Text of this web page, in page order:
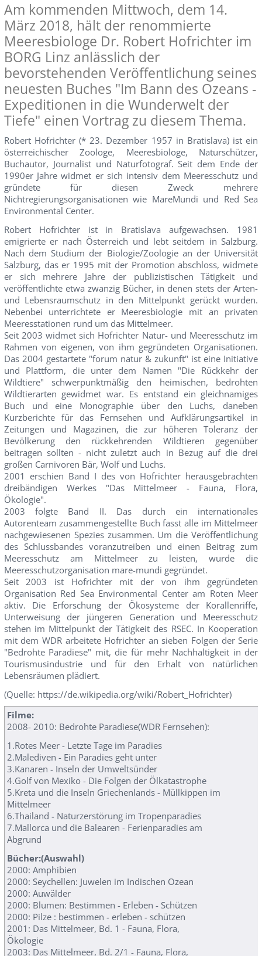
Am kommenden Mittwoch, dem 14.
März 2018, hält der renommierte
Meeresbiologe Dr. Robert Hofrichter im
BORG Linz anlässlich der
bevorstehenden Veröffentlichung seines
neuesten Buches "Im Bann des Ozeans -
Expeditionen in die Wunderwelt der
Tiefe" einen Vortrag zu diesem Thema.
Robert Hofrichter (* 23. Dezember 1957 in Bratislava) ist ein
österreichischer Zoologe, Meeresbiologe, Naturschützer,
Buchautor, Journalist und Naturfotograf. Seit dem Ende der
1990er Jahre widmet er sich intensiv dem Meeresschutz und
gründete für diesen Zweck mehrere
Nichtregierungsorganisationen wie MareMundi und Red Sea
Environmental Center.
Robert Hofrichter ist in Bratislava aufgewachsen. 1981
emigrierte er nach Österreich und lebt seitdem in Salzburg.
Nach dem Studium der Biologie/Zoologie an der Universität
Salzburg, das er 1995 mit der Promotion abschloss, widmete
er sich mehrere Jahre der publizistischen Tätigkeit und
veröffentlichte etwa zwanzig Bücher, in denen stets der Arten-
und Lebensraumschutz in den Mittelpunkt gerückt wurden.
Nebenbei unterrichtete er Meeresbiologie mit an privaten
Meeresstationen rund um das Mittelmeer.
Seit 2003 widmet sich Hofrichter Natur- und Meeresschutz im
Rahmen von eigenen, von ihm gegründeten Organisationen.
Das 2004 gestartete "forum natur & zukunft" ist eine Initiative
und Plattform, die unter dem Namen "Die Rückkehr der
Wildtiere" schwerpunktmäßig den heimischen, bedrohten
Wildtierarten gewidmet war. Es entstand ein gleichnamiges
Buch und eine Monographie über den Luchs, daneben
Kurzberichte für das Fernsehen und Aufklärungsartikel in
Zeitungen und Magazinen, die zur höheren Toleranz der
Bevölkerung den rückkehrenden Wildtieren gegenüber
beitragen sollten - nicht zuletzt auch in Bezug auf die drei
großen Carnivoren Bär, Wolf und Luchs.
2001 erschien Band I des von Hofrichter herausgebrachten
dreibändigen Werkes "Das Mittelmeer - Fauna, Flora,
Ökologie".
2003 folgte Band II. Das durch ein internationales
Autorenteam zusammengestellte Buch fasst alle im Mittelmeer
nachgewiesenen Spezies zusammen. Um die Veröffentlichung
des Schlussbandes voranzutreiben und einen Beitrag zum
Meeresschutz am Mittelmeer zu leisten, wurde die
Meeresschutzorganisation mare-mundi gegründet.
Seit 2003 ist Hofrichter mit der von ihm gegründeten
Organisation Red Sea Environmental Center am Roten Meer
aktiv. Die Erforschung der Ökosysteme der Korallenriffe,
Unterweisung der jüngeren Generation und Meeresschutz
stehen im Mittelpunkt der Tätigkeit des RSEC. In Kooperation
mit dem WDR arbeitete Hofrichter an sieben Folgen der Serie
"Bedrohte Paradiese" mit, die für mehr Nachhaltigkeit in der
Tourismusindustrie und für den Erhalt von natürlichen
Lebensräumen plädiert.
(Quelle: https://de.wikipedia.org/wiki/Robert_Hofrichter)
Filme:
2008- 2010: Bedrohte Paradiese(WDR Fernsehen):
1.Rotes Meer - Letzte Tage im Paradies
2.Malediven - Ein Paradies geht unter
3.Kanaren - Inseln der Umweltsünder
4.Golf von Mexiko - Die Folgen der Ölkatastrophe
5.Kreta und die Inseln Griechenlands - Müllkippen im
Mittelmeer
6.Thailand - Naturzerstörung im Tropenparadies
7.Mallorca und die Balearen - Ferienparadies am
Abgrund
Bücher:(Auswahl)
2000: Amphibien
2000: Seychellen: Juwelen im Indischen Ozean
2000: Auwälder
2000: Blumen: Bestimmen - Erleben - Schützen
2000: Pilze : bestimmen - erleben - schützen
2001: Das Mittelmeer, Bd. 1 - Fauna, Flora,
Ökologie
2003: Das Mittelmeer, Bd. 2/1 - Fauna, Flora,